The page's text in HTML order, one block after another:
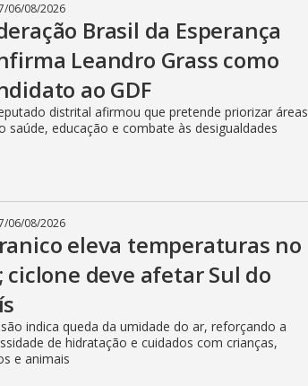
/06/08/2026
Brasil da Esperança
Leandro Grass como
ao GDF
distrital afirmou que pretende priorizar áreas
saúde, educação e combate às desigualdades
/06/08/2026
eleva temperaturas no
ciclone deve afetar Sul do
indica queda da umidade do ar, reforçando a
de hidratação e cuidados com crianças,
e animais